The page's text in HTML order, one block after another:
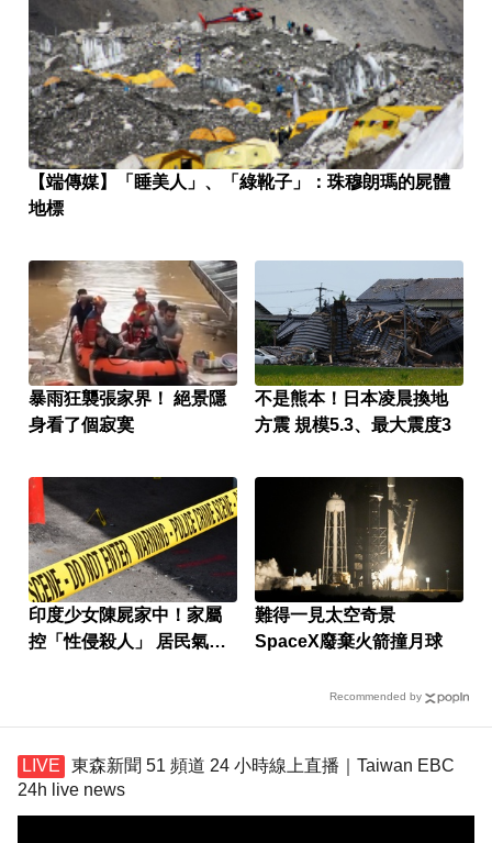
【端傳媒】「睡美人」、「綠靴子」：珠穆朗瑪的屍體
地標
暴雨狂襲張家界！ 絕景隱
身看了個寂寞
不是熊本！日本凌晨換地
方震 規模5.3、最大震度3
印度少女陳屍家中！家屬
控「性侵殺人」 居民氣炸
難得一見太空奇景
SpaceX廢棄火箭撞月球
Recommended by
東森新聞 51 頻道 24 小時線上直播｜Taiwan EBC
24h live news